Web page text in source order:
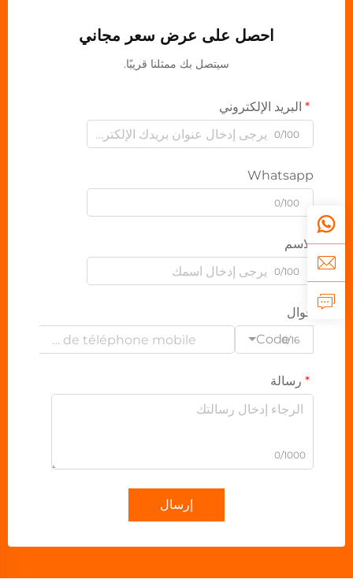
احصل على عرض سعر مجاني
سيتصل بك ممثلنا قريبًا.
البريد الإلكتروني
0/100
Whatsapp
0/100
الاسم
0/100
جوال
Code0/16
رسالة
0/1000
إرسال